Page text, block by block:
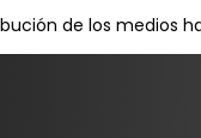
de los medios